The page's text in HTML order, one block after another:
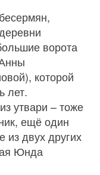
ворота
которой
лет.
утвари – тоже
ещё один
из двух других
Юнда